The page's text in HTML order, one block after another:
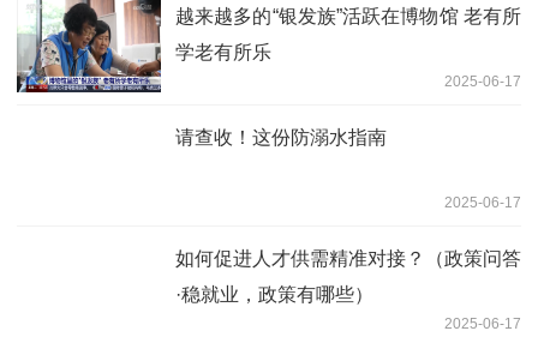
越来越多的“银发族”活跃在博物馆 老有所
学老有所乐
2025-06-17
请查收！这份防溺水指南
2025-06-17
如何促进人才供需精准对接？（政策问答
·稳就业，政策有哪些）
2025-06-17